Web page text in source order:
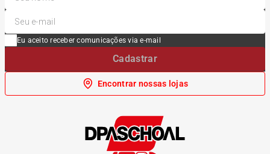
Eu aceito receber comunicações via e-mail
Cadastrar
Encontrar nossas lojas